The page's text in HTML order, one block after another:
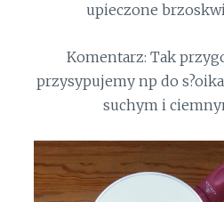
upieczone
Komentarz: Tak
przysypujemy np do
suchym i